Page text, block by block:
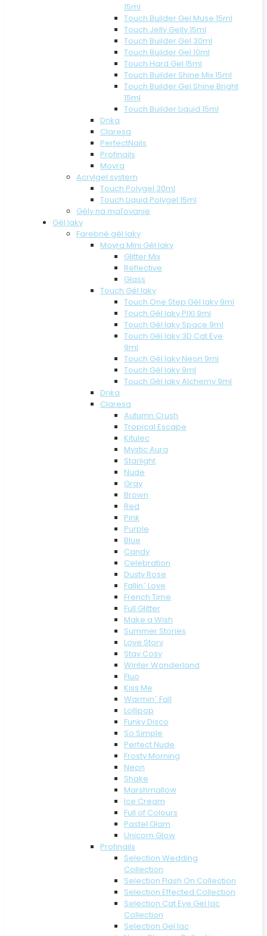
15ml
Touch Builder Gel Muse 15ml
Touch Jelly Gelly 15ml
Touch Builder Gel 30ml
Touch Builder Gel 10ml
Touch Hard Gel 15ml
Touch Builder Shine Mix 15ml
Touch Builder Gel Shine Bright
15ml
Touch Builder Liquid 15ml
Dnka
Claresa
PerfectNails
Profinails
Moyra
Acrylgel system
Touch Polygel 30ml
Touch Liquid Polygel 15ml
Gély na maľovanie
Gél laky
Farebné gél laky
Moyra Mini Gél laky
Glitter Mix
Reflective
Glass
Touch Gél laky
Touch One Step Gél laky 9ml
Touch Gél laky PIXI 9ml
Touch Gél laky Space 9ml
Touch Gél laky 3D Cat Eye
9ml
Touch Gél laky Neon 9ml
Touch Gél laky 9ml
Touch Gél laky Alchemy 9ml
Dnka
Claresa
Autumn Crush
Tropical Escape
Kitulec
Mystic Aura
Starlight
Nude
Gray
Brown
Red
Pink
Purple
Blue
Candy
Celebration
Dusty Rose
Fallin´ Love
French Time
Full Glitter
Make a Wish
Summer Stories
Love Story
Stay Cosy
Winter Wonderland
Fluo
Kiss Me
Warmin´ Fall
Lollipop
Funky Disco
So Simple
Perfect Nude
Frosty Morning
Neon
Shake
Marshmallow
Ice Cream
Full of Colours
Pastel Glam
Unicorn Glow
Profinails
Selection Wedding
Collection
Selection Flash On Collection
Selection Effected Collection
Selection Cat Eye Gel lac
Collection
Selection Gel lac